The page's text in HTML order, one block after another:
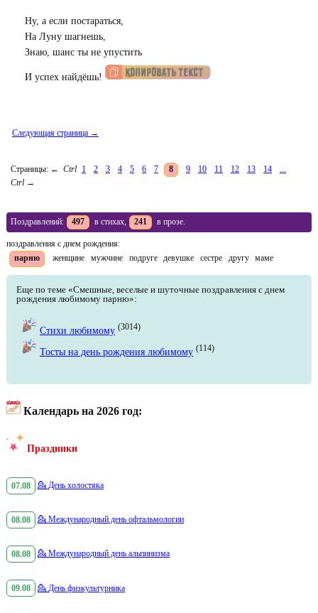
Ну, а если постараться,
На Луну шагнешь,
Знаю, шанс ты не упустить
И успех найдёшь!
Следующая страница →
Страницы: ← Ctrl 1 2 3 4 5 6 7 8 9 10 11 12 13 14
...
Ctrl →
Поздравлений: 497 в стихах, 241 в прозе.
поздравления с днем рождения:
парню
женщине мужчине подруге девушке сестре другу маме
Еще по теме «Смешные, веселые и шуточные поздравления с днем
рождения любимому парню»:
Стихи любимому (3014)
Тосты на день рождения любимому (114)
Календарь на 2026 год:
Праздники
07.08 💁 День холостяка
08.08 💁 Международный день офтальмологии
08.08 💁 Международный день альпинизма
09.08 💁 День физкультурника